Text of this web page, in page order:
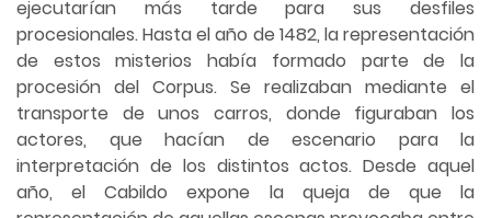
ejecutarían más tarde para sus desfiles
procesionales. Hasta el año de 1482, la representación
de estos misterios había formado parte de la
procesión del Corpus. Se realizaban mediante el
transporte de unos carros, donde figuraban los
actores, que hacían de escenario para la
interpretación de los distintos actos. Desde aquel
año, el Cabildo expone la queja de que la